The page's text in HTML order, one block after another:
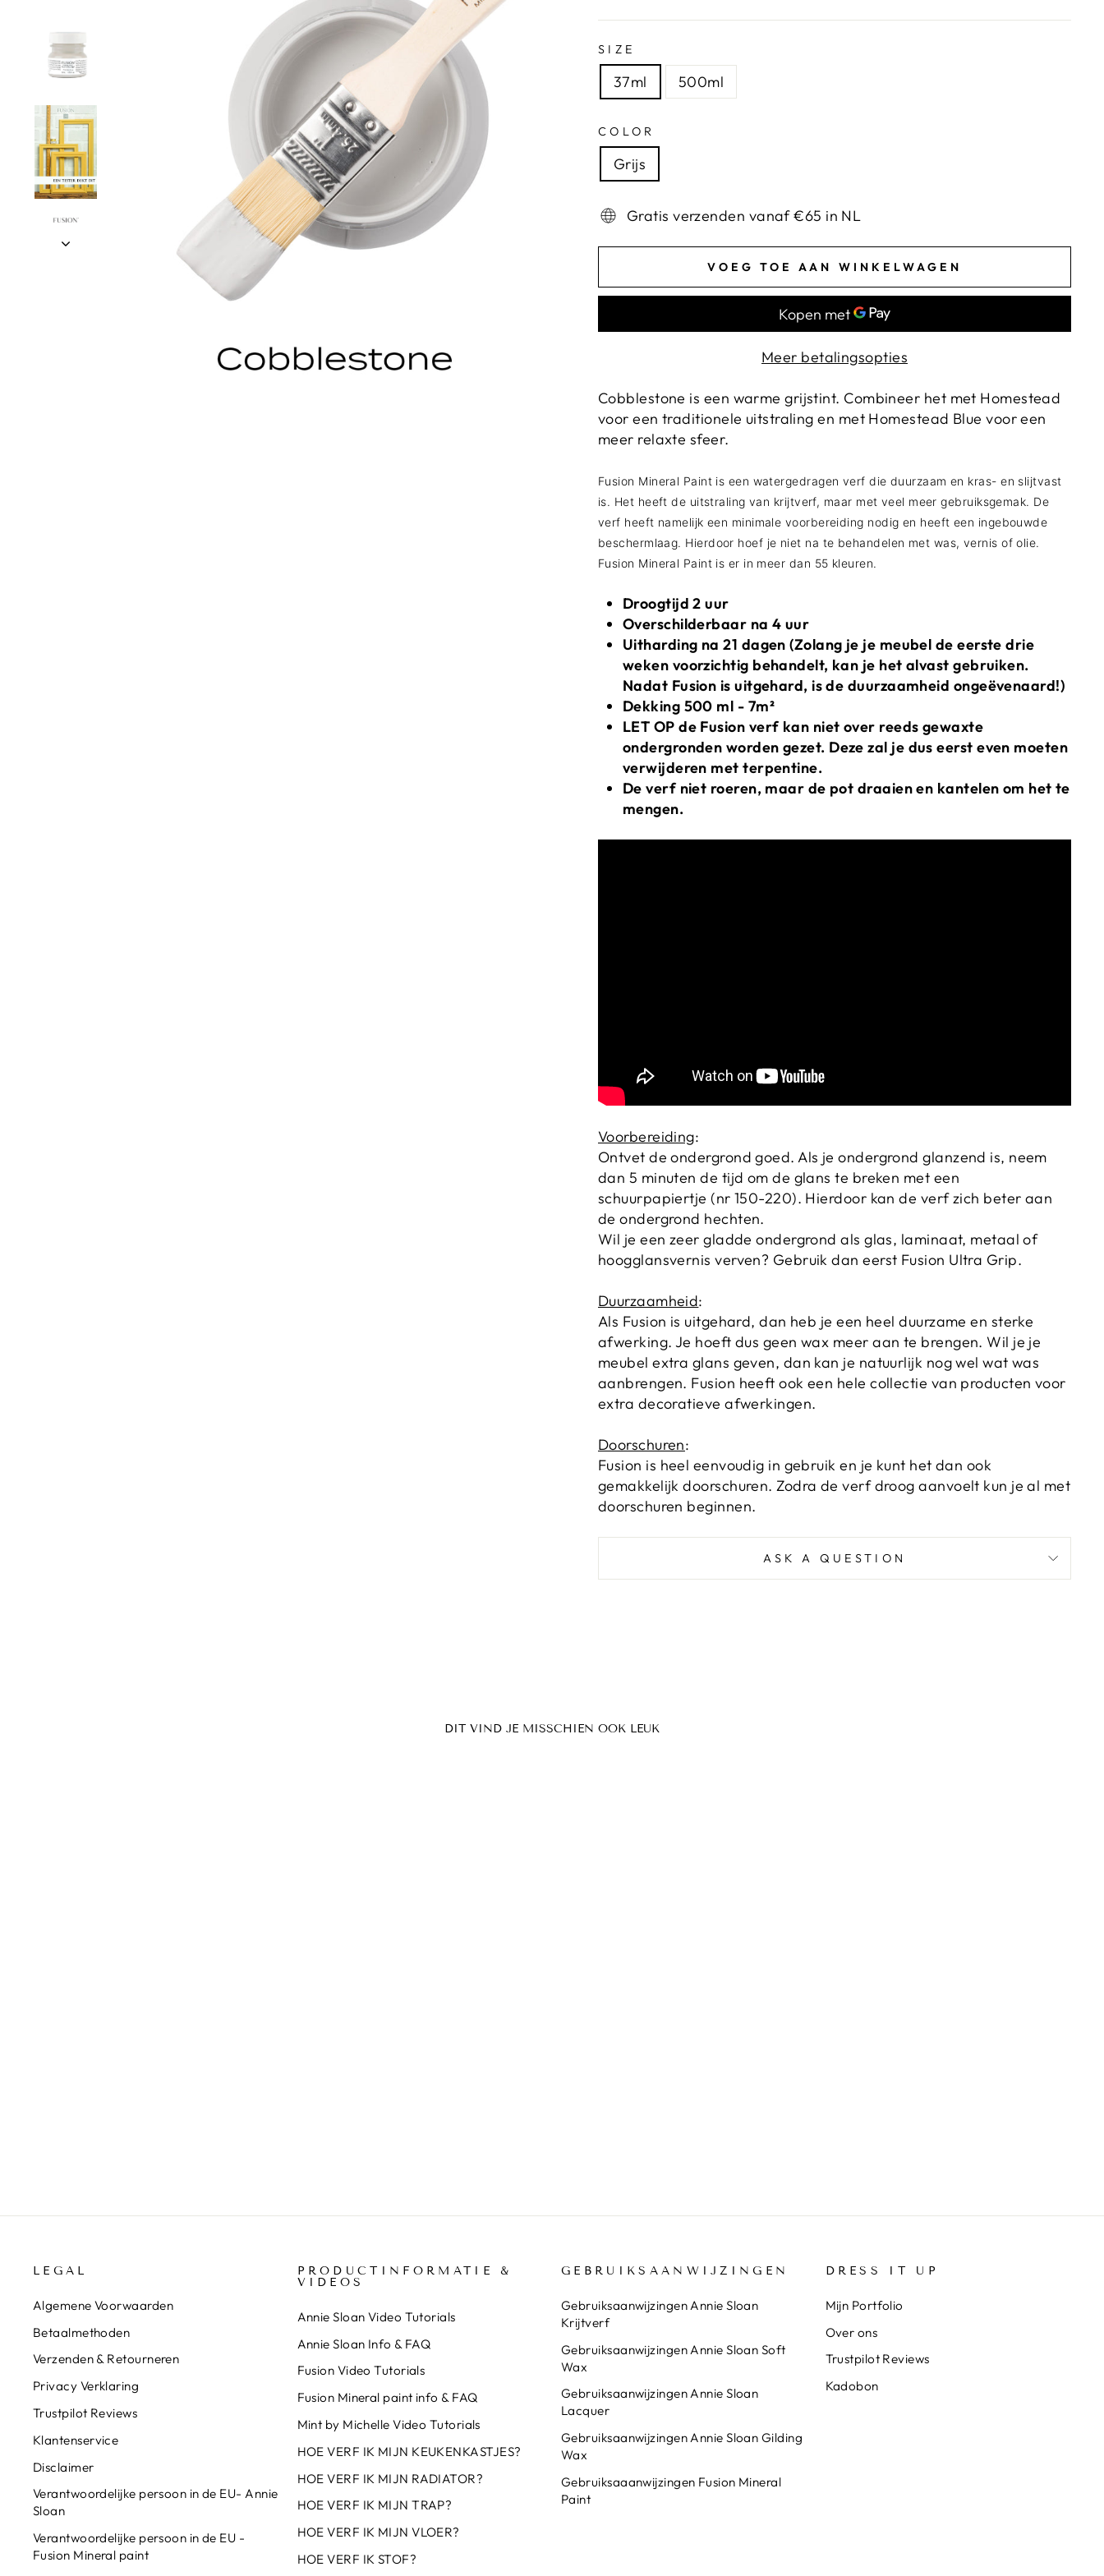
SIZE
37ml 500ml
COLOR
Grijs
Gratis verzenden vanaf €65 in NL
VOEG TOE AAN WINKELWAGEN
Meer betalingsopties
Cobblestone is een warme grijstint. Combineer het met Homestead
voor een traditionele uitstraling en met Homestead Blue voor een
meer relaxte sfeer.
Fusion Mineral Paint is een watergedragen verf die duurzaam en kras- en slijtvast
is. Het heeft de uitstraling van krijtverf, maar met veel meer gebruiksgemak. De
verf heeft namelijk een minimale voorbereiding nodig en heeft een ingebouwde
beschermlaag. Hierdoor hoef je niet na te behandelen met was, vernis of olie.
Fusion Mineral Paint is er in meer dan 55 kleuren.
Droogtijd 2 uur
Overschilderbaar na 4 uur
Uitharding na 21 dagen (Zolang je je meubel de eerste drie
weken voorzichtig behandelt, kan je het alvast gebruiken.
Nadat Fusion is uitgehard, is de duurzaamheid ongeëvenaard!)
Dekking 500 ml - 7m²
LET OP de Fusion verf kan niet over reeds gewaxte
ondergronden worden gezet. Deze zal je dus eerst even moeten
verwijderen met terpentine.
De verf niet roeren, maar de pot draaien en kantelen om het te
mengen.
Voorbereiding:
Ontvet de ondergrond goed. Als je ondergrond glanzend is, neem
dan 5 minuten de tijd om de glans te breken met een
schuurpapiertje (nr 150-220). Hierdoor kan de verf zich beter aan
de ondergrond hechten.
Wil je een zeer gladde ondergrond als glas, laminaat, metaal of
hoogglansvernis verven? Gebruik dan eerst Fusion Ultra Grip.
Duurzaamheid:
Als Fusion is uitgehard, dan heb je een heel duurzame en sterke
afwerking. Je hoeft dus geen wax meer aan te brengen. Wil je je
meubel extra glans geven, dan kan je natuurlijk nog wel wat was
aanbrengen. Fusion heeft ook een hele collectie van producten voor
extra decoratieve afwerkingen.
Doorschuren:
Fusion is heel eenvoudig in gebruik en je kunt het dan ook
gemakkelijk doorschuren. Zodra de verf droog aanvoelt kun je al met
doorschuren beginnen.
ASK A QUESTION
DIT VIND JE MISSCHIEN OOK LEUK
LEGAL
Algemene Voorwaarden
Betaalmethoden
Verzenden & Retourneren
Privacy Verklaring
Trustpilot Reviews
Klantenservice
Disclaimer
Verantwoordelijke persoon in de EU- Annie
Sloan
Verantwoordelijke persoon in de EU -
Fusion Mineral paint
PRODUCTINFORMATIE &
VIDEOS
Annie Sloan Video Tutorials
Annie Sloan Info & FAQ
Fusion Video Tutorials
Fusion Mineral paint info & FAQ
Mint by Michelle Video Tutorials
HOE VERF IK MIJN KEUKENKASTJES?
HOE VERF IK MIJN RADIATOR?
HOE VERF IK MIJN TRAP?
HOE VERF IK MIJN VLOER?
HOE VERF IK STOF?
GEBRUIKSAANWIJZINGEN
Gebruiksaanwijzingen Annie Sloan
Krijtverf
Gebruiksaanwijzingen Annie Sloan Soft
Wax
Gebruiksaanwijzingen Annie Sloan
Lacquer
Gebruiksaanwijzingen Annie Sloan Gilding
Wax
Gebruiksaaanwijzingen Fusion Mineral
Paint
DRESS IT UP
Mijn Portfolio
Over ons
Trustpilot Reviews
Kadobon